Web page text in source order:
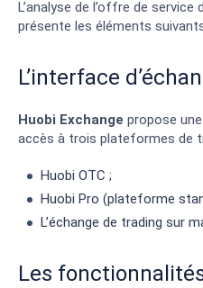
L’analyse de l’offre de service
présente les éléments
L’interface
Huobi Exchange propose
accès à trois plateformes de
Huobi OTC ;
Huobi Pro (plateforme
L’échange de trading sur
Les